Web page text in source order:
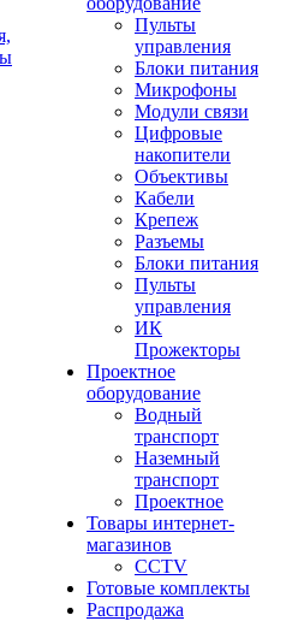
Пульты
управления
Блоки питания
Микрофоны
Модули связи
Цифровые
накопители
Объективы
Кабели
Крепеж
Разъемы
Блоки питания
Пульты
управления
ИК
Прожекторы
Проектное
оборудование
Водный
транспорт
Наземный
транспорт
Проектное
Товары интернет-
магазинов
CCTV
Готовые комплекты
Распродажа